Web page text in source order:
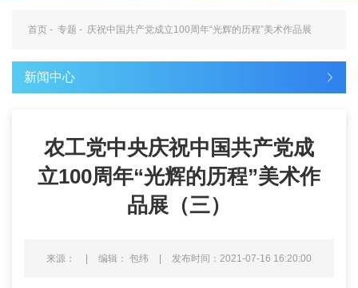
首页 - 专题 - 庆祝中国共产党成立100周年“光辉的历程”美术作品展
新闻中心
农工党中央庆祝中国共产党成
立100周年“光辉的历程”美术作
品展（三）
来源： | 编辑： 包纬 | 发布时间：2021-07-16 16:20:00